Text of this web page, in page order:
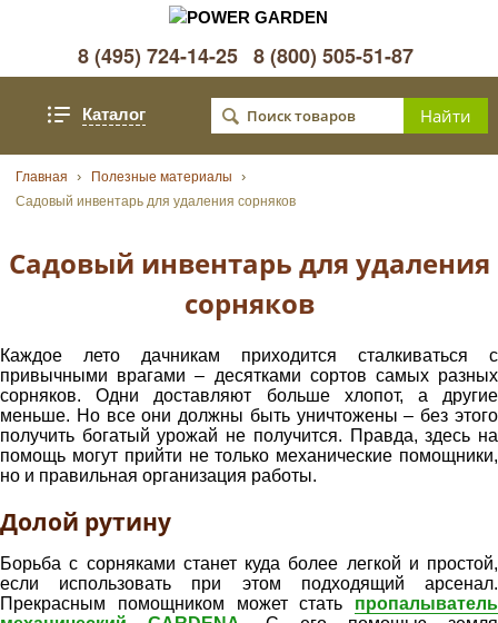
8 (495) 724-14-25 8 (800) 505-51-87
Каталог
Главная
Полезные материалы
Садовый инвентарь для удаления сорняков
Садовый инвентарь для удаления
сорняков
Каждое лето дачникам приходится сталкиваться с
привычными врагами – десятками сортов самых разных
сорняков. Одни доставляют больше хлопот, а другие
меньше. Но все они должны быть уничтожены – без этого
получить богатый урожай не получится. Правда, здесь на
помощь могут прийти не только механические помощники,
но и правильная организация работы.
Долой рутину
Борьба с сорняками станет куда более легкой и простой,
если использовать при этом подходящий арсенал.
Прекрасным помощником может стать пропалыватель